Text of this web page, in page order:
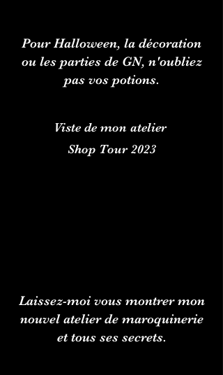
Pour Halloween, la décoration
ou les parties de GN, n'oubliez
pas vos potions.
Viste de mon atelier
Shop Tour 2023
Laissez-moi vous montrer mon
nouvel atelier de maroquinerie
et tous ses secrets.